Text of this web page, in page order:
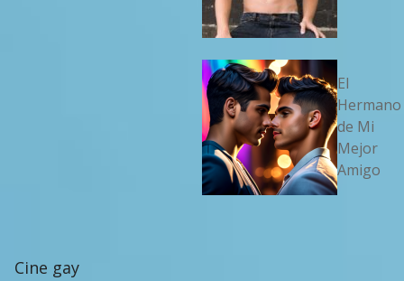
El
Hermano
de Mi
Mejor
Amigo
Cine gay